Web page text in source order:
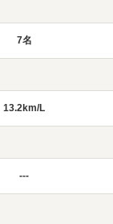
7名
13.2km/L
---